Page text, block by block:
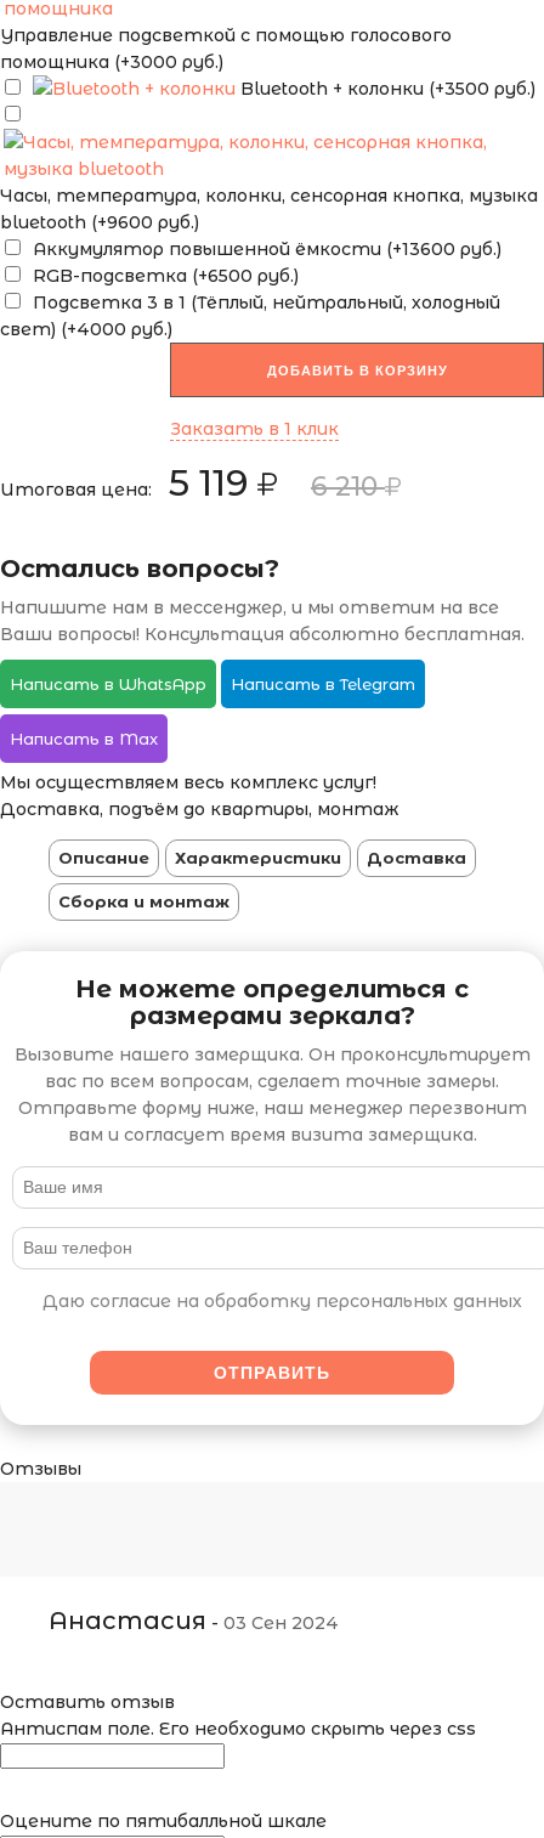
Управление подсветкой с помощью голосового
помощника (+3000 руб.)
Bluetooth + колонки (+3500 руб.)
Часы, температура, колонки, сенсорная кнопка, музыка
bluetooth (+9600 руб.)
Аккумулятор повышенной ёмкости (+13600 руб.)
RGB-подсветка (+6500 руб.)
Подсветка 3 в 1 (Тёплый, нейтральный, холодный
свет) (+4000 руб.)
ДОБАВИТЬ В КОРЗИНУ
Заказать в 1 клик
Итоговая цена: 5 119 6 210
Остались вопросы?
Напишите нам в мессенджер, и мы ответим на все
Ваши вопросы! Консультация абсолютно бесплатная.
Написать в WhatsApp Написать в Telegram
Написать в Max
Мы осуществляем весь комплекс услуг!
Доставка, подъём до квартиры, монтаж
Описание Характеристики Доставка
Сборка и монтаж
Не можете определиться с
размерами зеркала?
Вызовите нашего замерщика. Он проконсультирует
вас по всем вопросам, сделает точные замеры.
Отправьте форму ниже, наш менеджер перезвонит
вам и согласует время визита замерщика.
Даю согласие на обработку персональных данных
Отзывы
Анастасия - 03 Сен 2024
Оставить отзыв
Антиспам поле. Его необходимо скрыть через css
Оцените по пятибалльной шкале